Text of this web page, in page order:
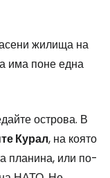
жилища на
има поне една
острова. В
Курал, на която
планина, или по-